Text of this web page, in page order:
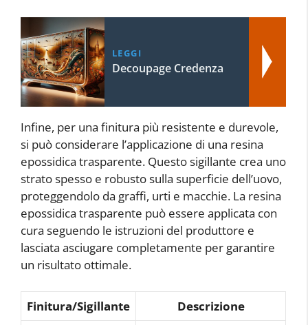
LEGGI
Decoupage Credenza
Infine, per una finitura più resistente e durevole,
si può considerare l’applicazione di una resina
epossidica trasparente. Questo sigillante crea uno
strato spesso e robusto sulla superficie dell’uovo,
proteggendolo da graffi, urti e macchie. La resina
epossidica trasparente può essere applicata con
cura seguendo le istruzioni del produttore e
lasciata asciugare completamente per garantire
un risultato ottimale.
Finitura/Sigillante Descrizione